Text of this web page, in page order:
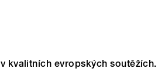
kvalitních evropských soutěžích.